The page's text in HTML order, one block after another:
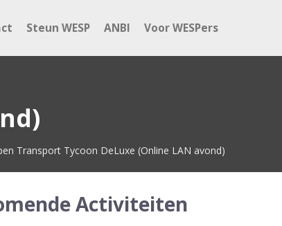
Steun WESP ANBI Voor WESPers
Transport Tycoon DeLuxe (Online LAN avond)
Activiteiten